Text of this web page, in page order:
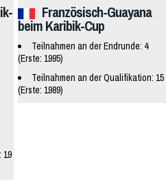
Französisch-Guayana
beim Karibik-Cup
Teilnahmen an der Endrunde: 4
(Erste: 1995)
Teilnahmen an der Qualifikation: 15
(Erste: 1989)
19